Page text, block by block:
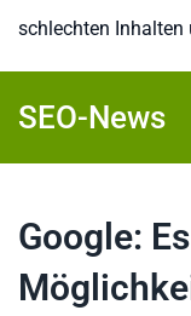
schlechten Inhalten
SEO-News
Google: